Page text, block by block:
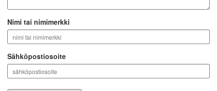
Nimi tai nimimerkki
Sähköpostiosoite